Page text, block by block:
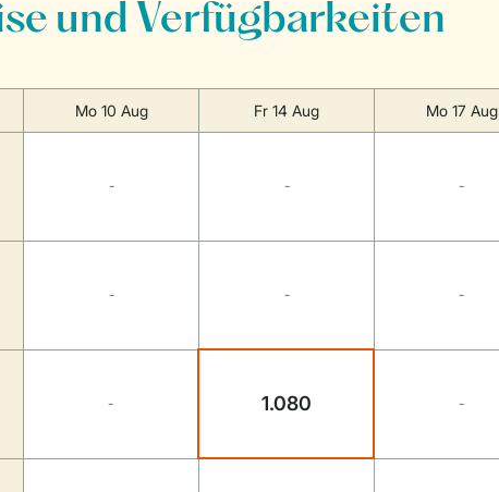
und Verfügbarkeiten
Mo 10 Aug Fr 14 Aug Mo 17 Aug
- - -
- - -
- 1.080 -